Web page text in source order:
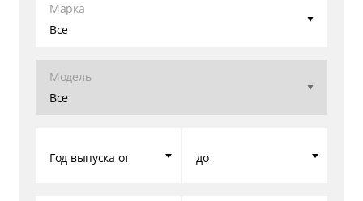
Марка
Все
Модель
Все
Год выпуска от до